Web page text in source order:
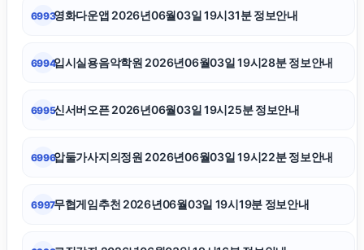
6993영화다운앱 2026년06월03일 19시31분 정보안내
6994입시실용음악학원 2026년06월03일 19시28분 정보안내
6995신서버오픈 2026년06월03일 19시25분 정보안내
6996압둘가사지의정원 2026년06월03일 19시22분 정보안내
6997무협게임추천 2026년06월03일 19시19분 정보안내